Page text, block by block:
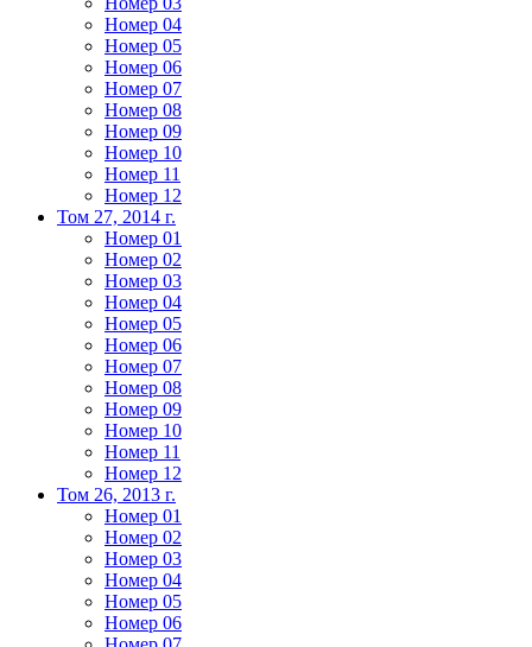
Номер 04
Номер 05
Номер 06
Номер 07
Номер 08
Номер 09
Номер 10
Номер 11
Номер 12
Том 27, 2014 г.
Номер 01
Номер 02
Номер 03
Номер 04
Номер 05
Номер 06
Номер 07
Номер 08
Номер 09
Номер 10
Номер 11
Номер 12
Том 26, 2013 г.
Номер 01
Номер 02
Номер 03
Номер 04
Номер 05
Номер 06